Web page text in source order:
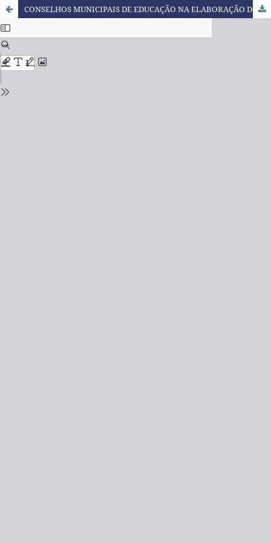
CONSELHOS MUNICIPAIS DE EDUCAÇÃO NA ELABORAÇÃO DOS PLANOS MUNICIPAIS DE EDUCAÇÃO NO ESTADO DE MATO GROSSO DO SUL: QUAL PARTICIPAÇÃO?